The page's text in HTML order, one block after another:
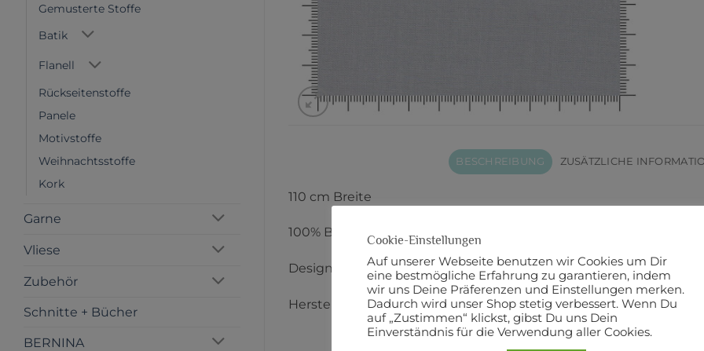
Gemusterte Stoffe
Batik
Flanell
Rückseitenstoffe
Panele
Motivstoffe
Weihnachtsstoffe
Kork
Garne
Vliese
Zubehör
Schnitte + Bücher
BERNINA
BESCHREIBUNG ZUSÄTZLICHE
110 cm Breite
100% Baumwolle
Designer: NA
Hersteller: KONA Cotton
Cookie-Einstellungen
Auf unserer Webseite benutzen wir Cookies um Dir
eine bestmögliche Erfahrung zu garantieren, indem
wir uns Deine Präferenzen und Einstellungen merken.
Dadurch wird unser Shop stetig verbessert. Wenn Du
auf „Zustimmen“ klickst, gibst Du uns Dein
Einverständnis für die Verwendung aller Cookies.